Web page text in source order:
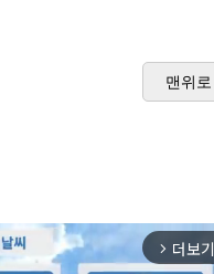
맨위로
arrow_forward_ios 더보기